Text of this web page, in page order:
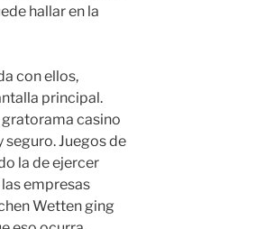
hallar en la
con ellos,
principal.
casino
seguro. Juegos de
la de ejercer
empresas
Wetten ging